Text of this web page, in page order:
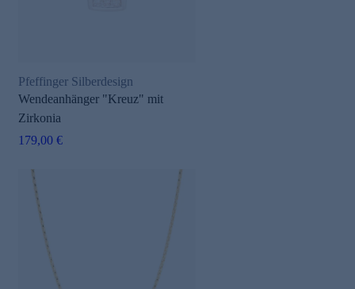
Pfeffinger Silberdesign
Wendeanhänger "Kreuz" mit
Zirkonia
179,00 €